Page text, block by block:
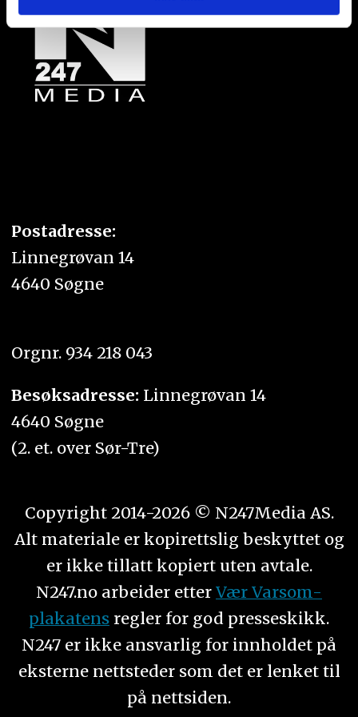
eller som de har samlet inn gjennom din bruk av
tjenestene deres.
Postadresse:
Linnegrøvan 14
4640 Søgne
Orgnr. 934 218 043
Besøksadresse: Linnegrøvan 14
4640 Søgne
(2. et. over Sør-Tre)
Copyright 2014-2026 © N247Media AS.
Alt materiale er kopirettslig beskyttet og
er ikke tillatt kopiert uten avtale.
N247.no arbeider etter Vær Varsom-
plakatens regler for god presseskikk.
N247 er ikke ansvarlig for innholdet på
eksterne nettsteder som det er lenket til
på nettsiden.